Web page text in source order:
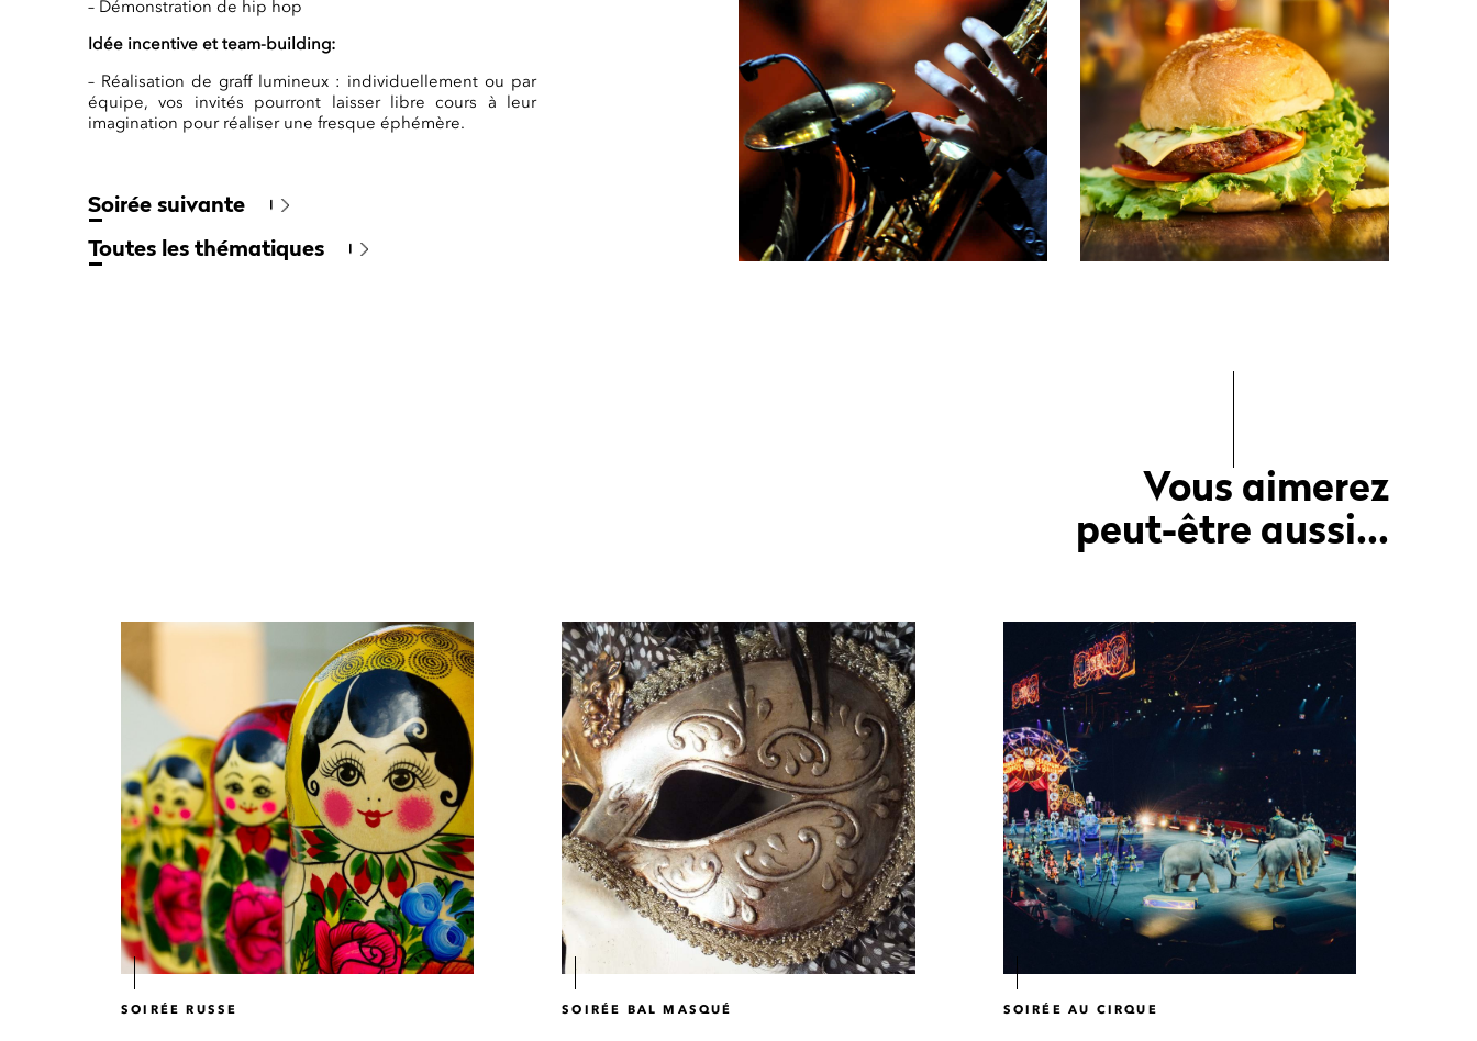
– Démonstration de hip hop
Idée incentive et team-building:
– Réalisation de graff lumineux : individuellement ou par
équipe, vos invités pourront laisser libre cours à leur
imagination pour réaliser une fresque éphémère.
Soirée suivante
Toutes les thématiques
Vous aimerez
peut-être aussi...
SOIRÉE RUSSE SOIRÉE BAL MASQUÉ SOIRÉE AU CIRQUE